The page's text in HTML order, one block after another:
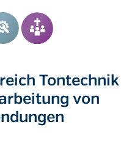
Tontechnik
von